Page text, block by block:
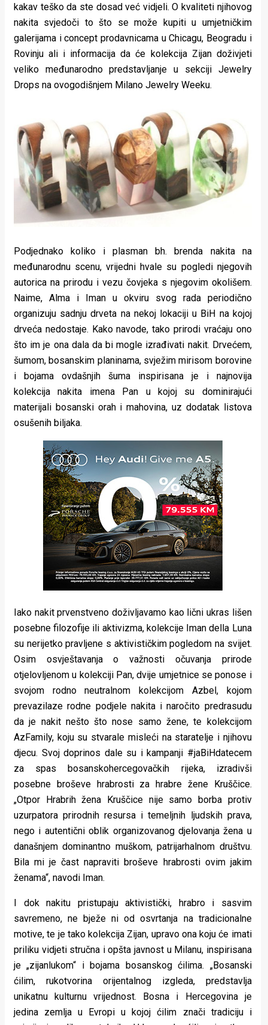
kakav teško da ste dosad već vidjeli. O kvaliteti njihovog
nakita svjedoči to što se može kupiti u umjetničkim
galerijama i concept prodavnicama u Chicagu, Beogradu i
Rovinju ali i informacija da će kolekcija Zijan doživjeti
veliko međunarodno predstavljanje u sekciji Jewelry
Drops na ovogodišnjem Milano Jewelry Weeku.
Podjednako koliko i plasman bh. brenda nakita na
međunarodnu scenu, vrijedni hvale su pogledi njegovih
autorica na prirodu i vezu čovjeka s njegovim okolišem.
Naime, Alma i Iman u okviru svog rada periodično
organizuju sadnju drveta na nekoj lokaciji u BiH na kojoj
drveća nedostaje. Kako navode, tako prirodi vraćaju ono
što im je ona dala da bi mogle izrađivati nakit. Drvećem,
šumom, bosanskim planinama, svježim mirisom borovine
i bojama ovdašnjih šuma inspirisana je i najnovija
kolekcija nakita imena Pan u kojoj su dominirajući
materijali bosanski orah i mahovina, uz dodatak listova
osušenih biljaka.
Iako nakit prvenstveno doživljavamo kao lični ukras lišen
posebne filozofije ili aktivizma, kolekcije Iman della Luna
su nerijetko pravljene s aktivističkim pogledom na svijet.
Osim osvještavanja o važnosti očuvanja prirode
otjelovljenom u kolekciji Pan, dvije umjetnice se ponose i
svojom rodno neutralnom kolekcijom Azbel, kojom
prevazilaze rodne podjele nakita i naročito predrasudu
da je nakit nešto što nose samo žene, te kolekcijom
AzFamily, koju su stvarale misleći na staratelje i njihovu
djecu. Svoj doprinos dale su i kampanji #jaBiHdatecem
za spas bosanskohercegovačkih rijeka, izradivši
posebne broševe hrabrosti za hrabre žene Kruščice.
„Otpor Hrabrih žena Kruščice nije samo borba protiv
uzurpatora prirodnih resursa i temeljnih ljudskih prava,
nego i autentični oblik organizovanog djelovanja žena u
današnjem dominantno muškom, patrijarhalnom društvu.
Bila mi je čast napraviti broševe hrabrosti ovim jakim
ženama“, navodi Iman.
I dok nakitu pristupaju aktivistički, hrabro i sasvim
savremeno, ne bježe ni od osvrtanja na tradicionalne
motive, te je tako kolekcija Zijan, upravo ona koju će imati
priliku vidjeti stručna i opšta javnost u Milanu, inspirisana
je „zijanlukom“ i bojama bosanskog ćilima. „Bosanski
ćilim, rukotvorina orijentalnog izgleda, predstavlja
unikatnu kulturnu vrijednost. Bosna i Hercegovina je
jedina zemlja u Evropi u kojoj ćilim znači tradiciju i